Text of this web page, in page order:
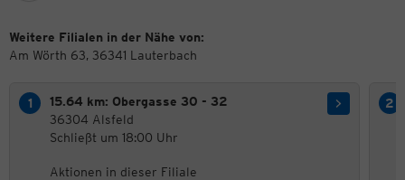
Weitere Filialen in der Nähe von:
Am Wörth 63, 36341 Lauterbach
15.64 km: Obergasse 30 - 32
36304 Alsfeld
Schließt um 18:00 Uhr
Aktionen in dieser Filiale